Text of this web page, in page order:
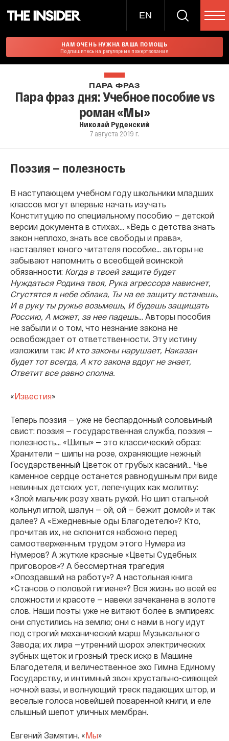
EN
НАМ ОЧЕНЬ НУЖНА ВАША ПОМОЩЬ
Подпишитесь на регулярные пожертвования
ПАРА ФРАЗ
Пара фраз дня: Учебное пособие vs
роман «Мы»
Николай Руденский
7 августа 2019 г.
Поэзия — полезность
В наступающем учебном году школьники младших
классов могут впервые начать изучать
Конституцию по специальному пособию — детской
версии документа в стихах… «Ведь с детства знать
закон неплохо, знать все свободы и права»,
наставляет юного читателя пособие… авторы не
забывают напомнить о всеобщей воинской
обязанности: Когда в твоей защите будет
Нуждаться Родина твоя, Рука агрессора нависнет,
Сгустятся в небе облака, Ты на ее защиту встанешь,
И в руку ты ружье возьмешь, И будешь защищать
Россию, А может, за нее падешь… Авторы пособия
не забыли и о том, что незнание закона не
освобождает от ответственности. Эту истину
изложили так: И кто законы нарушает, Наказан
будет тот всегда, А кто закона вдруг не знает,
Ответит все равно сполна.
«Известия»
Теперь поэзия — уже не беспардонный соловьиный
свист: поэзия — государственная служба, поэзия —
полезность… «Шипы» — это классический образ:
Хранители — шипы на розе, охраняющие нежный
Государственный Цветок от грубых касаний... Чье
каменное сердце останется равнодушным при виде
невинных детских уст, лепечущих как молитву:
«Злой мальчик розу хвать рукой. Но шип стальной
кольнул иглой, шалун — ой, ой — бежит домой» и так
далее? А «Ежедневные оды Благодетелю»? Кто,
прочитав их, не склонится набожно перед
самоотверженным трудом этого Нумера из
Нумеров? А жуткие красные «Цветы Судебных
приговоров»? А бессмертная трагедия
«Опоздавший на работу»? А настольная книга
«Стансов о половой гигиене»? Вся жизнь во всей ее
сложности и красоте — навеки зачеканена в золоте
слов. Наши поэты уже не витают более в эмпиреях:
они спустились на землю; они с нами в ногу идут
под строгий механический марш Музыкального
Завода; их лира —утренний шорох электрических
зубных щеток и грозный треск искр в Машине
Благодетеля, и величественное эхо Гимна Единому
Государству, и интимный звон хрустально-сияющей
ночной вазы, и волнующий треск падающих штор, и
веселые голоса новейшей поваренной книги, и еле
слышный шепот уличных мембран.
Евгений Замятин. «Мы»